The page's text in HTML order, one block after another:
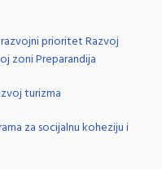
prioritet Razvoj
zoni Preparandija
turizma
za socijalnu koheziju i